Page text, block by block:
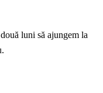
luni să ajungem la